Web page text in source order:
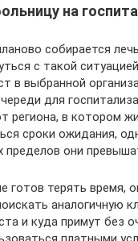
на
собирается
с такой
в выбранной
для
региона, в котором
сроки ожидания,
пределов они
готов терять время,
аналогичную
и куда примут без